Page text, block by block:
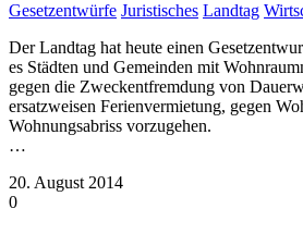
Gesetzentwürfe Juristisches Landtag
Der Landtag hat heute einen
es Städten und Gemeinden mit
gegen die Zweckentfremdung von
ersatzweisen Ferienvermietung, gegen
Wohnungsabriss vorzugehen.
…
20. August 2014
0